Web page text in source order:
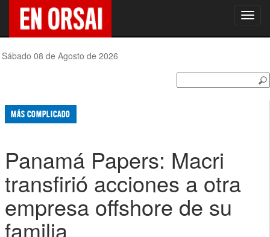
Sábado 08 de Agosto de 2026
MÁS COMPLICADO
Panamá Papers: Macri
transfirió acciones a otra
empresa offshore de su
familia